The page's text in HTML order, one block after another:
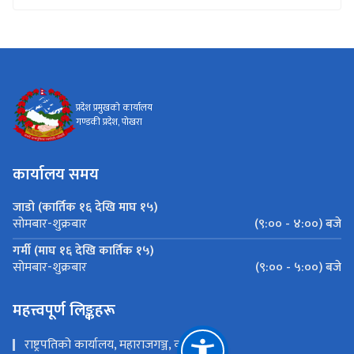
प्रदेश प्रमुखको कार्यालय
गण्डकी प्रदेश, पोखरा
कार्यालय समय
जाडो (कार्तिक १६ देखि माघ १५)
सोमबार-शुक्रबार
(९:०० - ४:००) बजे
गर्मी (माघ १६ देखि कार्तिक १५)
सोमबार-शुक्रबार (९:०० - ५:००) बजे
महत्त्वपूर्ण लिङ्कहरू
राष्ट्रपतिको कार्यालय, महाराजगञ्ज, काठमाडौं